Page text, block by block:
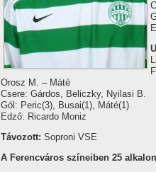
Orosz M. – Máté
Csere: Gárdos, Beliczky, Nyilasi B.
Gól: Peric(3), Busai(1), Máté(1)
Edző: Ricardo Moniz
Távozott: Soproni VSE
A Ferencváros szí­neiben 25